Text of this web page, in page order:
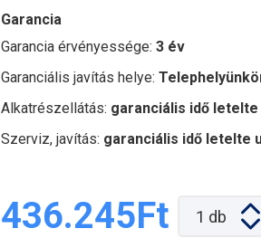
Garancia
Garancia érvényessége: 3 év
Garanciális javítás helye:
Alkatrészellátás: garanciális idő letelte
Szerviz, javítás: garanciális idő letelte
436.245Ft 1 db